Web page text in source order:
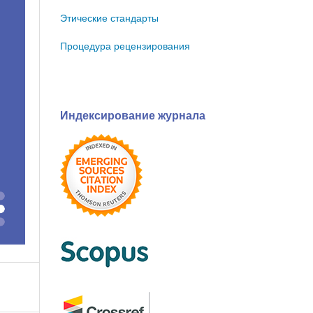
Этические стандарты
Процедура рецензирования
Индексирование журнала